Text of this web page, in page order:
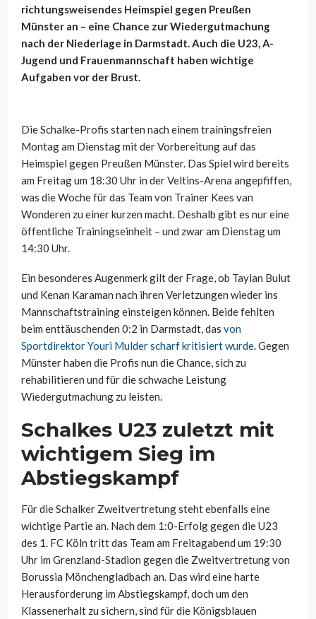
richtungsweisendes Heimspiel gegen Preußen
Münster an – eine Chance zur Wiedergutmachung
nach der Niederlage in Darmstadt. Auch die U23, A-
Jugend und Frauenmannschaft haben wichtige
Aufgaben vor der Brust.
Die Schalke-Profis starten nach einem trainingsfreien
Montag am Dienstag mit der Vorbereitung auf das
Heimspiel gegen Preußen Münster. Das Spiel wird bereits
am Freitag um 18:30 Uhr in der Veltins-Arena angepfiffen,
was die Woche für das Team von Trainer Kees van
Wonderen zu einer kurzen macht. Deshalb gibt es nur eine
öffentliche Trainingseinheit – und zwar am Dienstag um
14:30 Uhr.
Ein besonderes Augenmerk gilt der Frage, ob Taylan Bulut
und Kenan Karaman nach ihren Verletzungen wieder ins
Mannschaftstraining einsteigen können. Beide fehlten
beim enttäuschenden 0:2 in Darmstadt, das von
Sportdirektor Youri Mulder scharf kritisiert wurde. Gegen
Münster haben die Profis nun die Chance, sich zu
rehabilitieren und für die schwache Leistung
Wiedergutmachung zu leisten.
Schalkes U23 zuletzt mit
wichtigem Sieg im
Abstiegskampf
Für die Schalker Zweitvertretung steht ebenfalls eine
wichtige Partie an. Nach dem 1:0-Erfolg gegen die U23
des 1. FC Köln tritt das Team am Freitagabend um 19:30
Uhr im Grenzland-Stadion gegen die Zweitvertretung von
Borussia Mönchengladbach an. Das wird eine harte
Herausforderung im Abstiegskampf, doch um den
Klassenerhalt zu sichern, sind für die Königsblauen